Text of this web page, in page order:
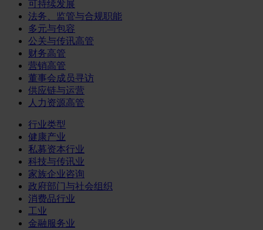
可持续发展
法务、监管与合规职能
多元与包容
公关与传讯高管
财务高管
营销高管
董事会成员寻访
供应链与运营
人力资源高管
行业类型
健康产业
私募资本行业
科技与传讯业
家族企业咨询
政府部门与社会组织
消费品行业
工业
金融服务业